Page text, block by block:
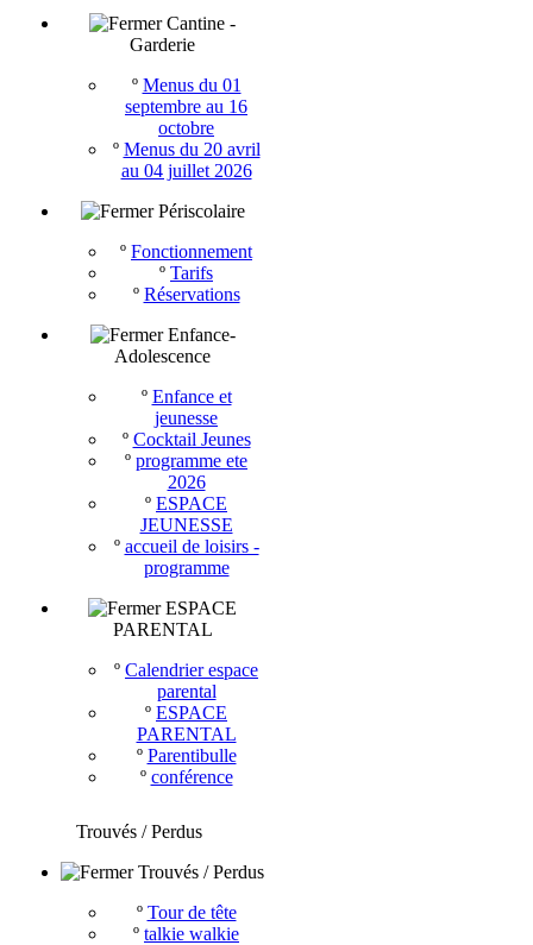
Cantine -
Garderie
º Menus du 01
septembre au 16
octobre
º Menus du 20 avril
au 04 juillet 2026
Périscolaire
º Fonctionnement
º Tarifs
º Réservations
Enfance-
Adolescence
º Enfance et
jeunesse
º Cocktail Jeunes
º programme ete
2026
º ESPACE
JEUNESSE
º accueil de loisirs -
programme
ESPACE
PARENTAL
º Calendrier espace
parental
º ESPACE
PARENTAL
º Parentibulle
º conférence
Trouvés / Perdus
Trouvés / Perdus
º Tour de tête
º talkie walkie